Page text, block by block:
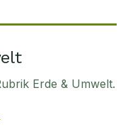
Erde & Umwelt.